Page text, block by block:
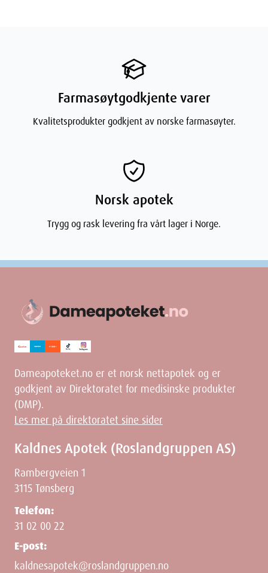
Farmasøytgodkjente varer
Kvalitetsprodukter godkjent av norske farmasøyter.
Norsk apotek
Trygg og rask levering fra vårt lager i Norge.
Dameapoteket.no er et norsk nettapotek og er
godkjent av Direktoratet for medisinske produkter
(DMP).
Les mer på direktoratet sine sider
Kaldnes Apotek (Roslandgruppen AS)
Rambergveien 1
3115 Tønsberg
Telefon:
31 02 00 22
E-post:
kaldnesapotek@roslandgruppen.no